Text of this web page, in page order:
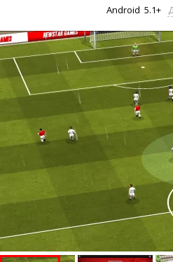
Android 5.1+